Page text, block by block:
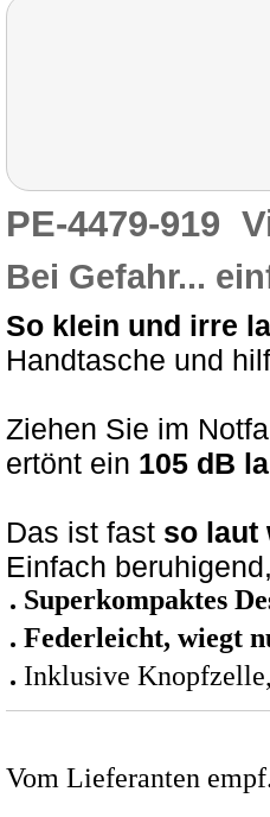
PE-4479-919
Bei Gefahr...
So klein und irre
Handtasche und
Ziehen Sie im
ertönt ein 105 dB
Das ist fast so laut
Einfach
Superkompaktes
Federleicht, wiegt
Inklusive
Vom Lieferanten